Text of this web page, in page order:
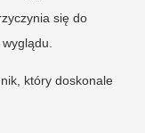
się do
który doskonale